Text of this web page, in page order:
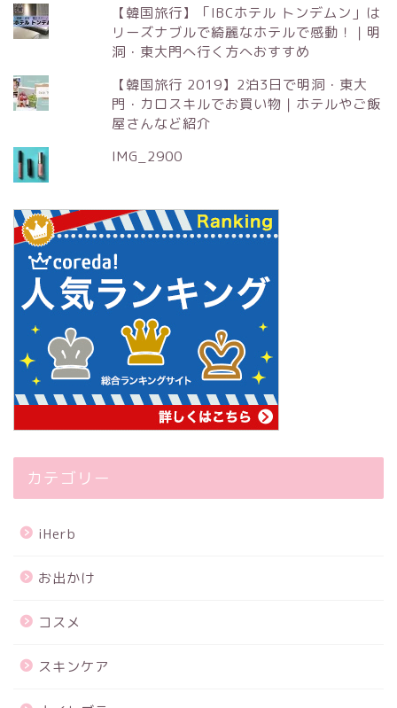
【韓国旅行】「IBCホテル トンデムン」は
リーズナブルで綺麗なホテルで感動！｜明
洞・東大門へ行く方へおすすめ
【韓国旅行 2019】2泊3日で明洞・東大
門・カロスキルでお買い物｜ホテルやご飯
屋さんなど紹介
IMG_2900
カテゴリー
iHerb
お出かけ
コスメ
スキンケア